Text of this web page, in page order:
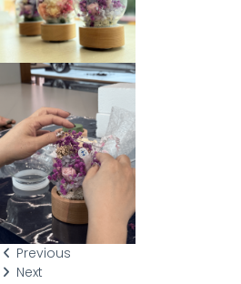
Previous
Next